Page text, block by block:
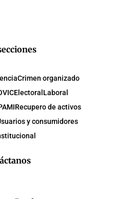
Crimen organizado
Electoral Laboral
Recupero de activos
y consumidores